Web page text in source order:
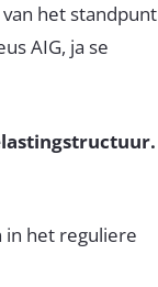
het standpunt
AIG, ja se
in het reguliere